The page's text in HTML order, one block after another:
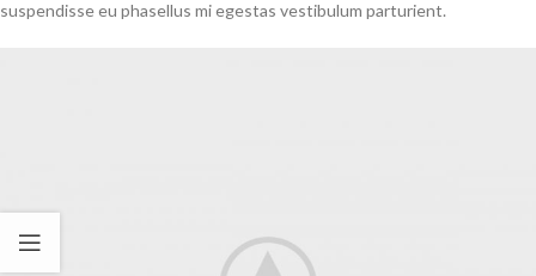
suspendisse eu phasellus mi egestas vestibulum parturient.